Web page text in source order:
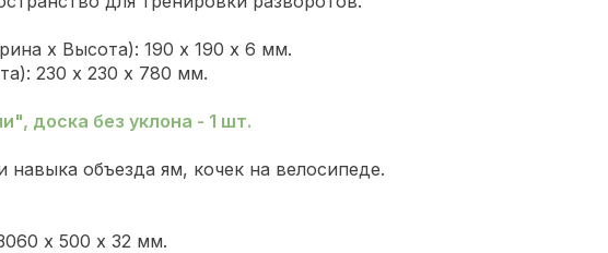
х Высота): 190 х 190 х 6 мм.
230 х 230 х 780 мм.
доска без уклона - 1 шт.
навыка объезда ям, кочек на велосипеде.
х 500 х 32 мм.